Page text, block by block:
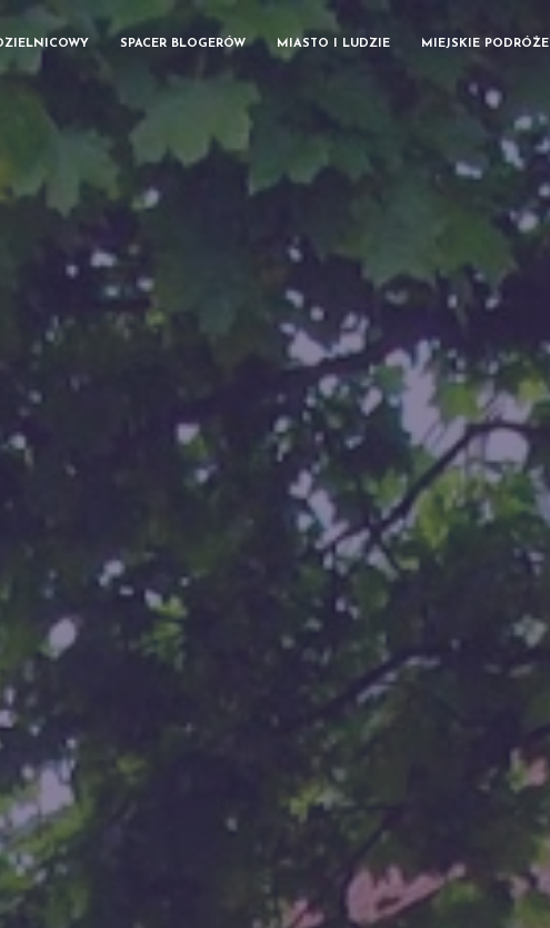
SPACER BLOGERÓW MIASTO I LUDZIE MIEJSKIE PODRÓŻE